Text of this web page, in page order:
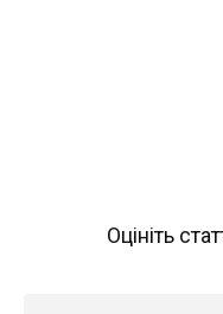
Оцініть